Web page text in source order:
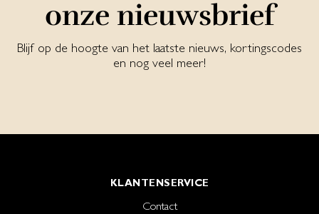
onze nieuwsbrief
Blijf op de hoogte van het laatste nieuws, kortingscodes
en nog veel meer!
KLANTENSERVICE
Contact